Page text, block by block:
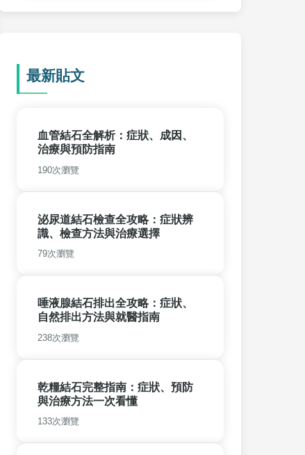
最新貼文
血管結石全解析：症狀、成因、
治療與預防指南
190次瀏覽
泌尿道結石檢查全攻略：症狀辨
識、檢查方法與治療選擇
79次瀏覽
唾液腺結石排出全攻略：症狀、
自然排出方法與就醫指南
238次瀏覽
乾糧結石完整指南：症狀、預防
與治療方法一次看懂
133次瀏覽